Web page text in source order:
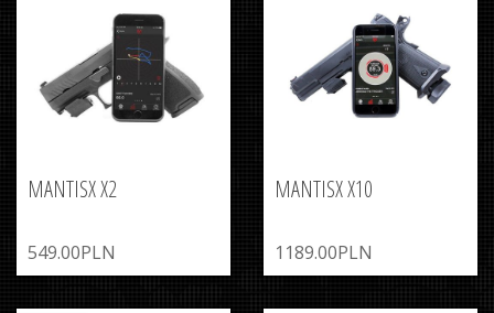
MANTISX X2
549.00PLN
MANTISX X10
1189.00PLN